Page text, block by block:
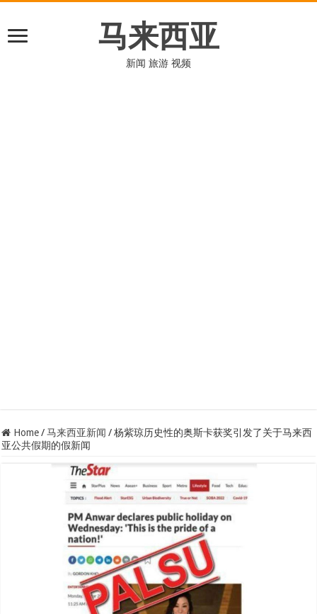
马来西亚
新闻 旅游 视频
Home / 马来西亚新闻 / 杨紫琼历史性的奥斯卡获奖引发了关于马来西
亚公共假期的假新闻